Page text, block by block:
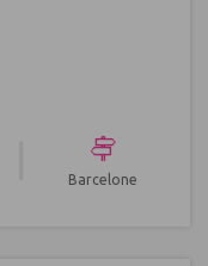
Barcelone